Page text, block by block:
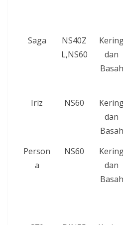
Saga
NS40Z
L,NS60
dan
Basah
Iriz
NS60
dan
Basah
Person
a
NS60
dan
Basah